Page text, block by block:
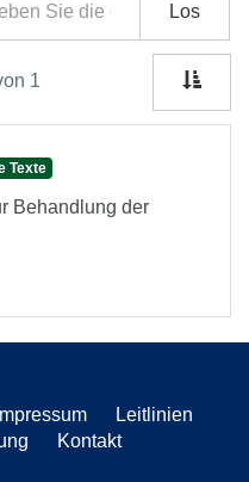
Los
1
Texte
Behandlung der
Impressum
Leitlinien
Kontakt